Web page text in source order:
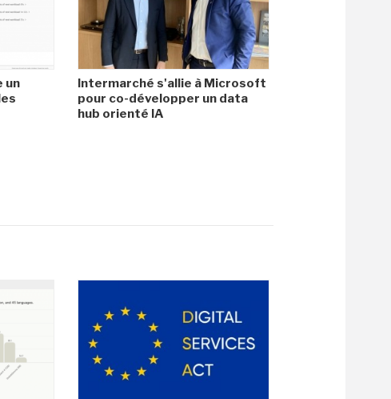
un
Intermarché s'allie à Microsoft
pour co-développer un data
hub orienté IA